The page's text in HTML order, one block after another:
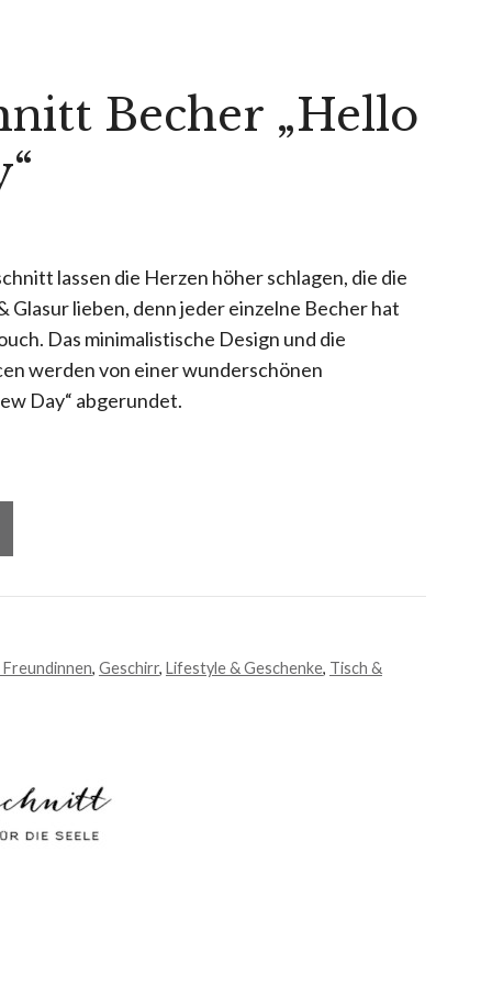
Becher „Hello
lassen die Herzen höher schlagen, die die
Glasur lieben, denn jeder einzelne Becher hat
Das minimalistische Design und die
werden von einer wunderschönen
Day“ abgerundet.
, Geschirr, Lifestyle & Geschenke, Tisch &